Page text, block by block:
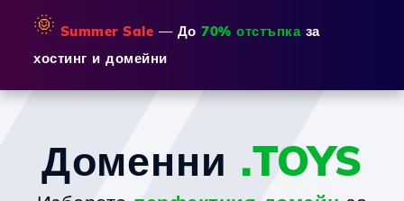
🌞 Summer Sale — До 70% отстъпказа
хостинг и домейни
Доменни .TOYS